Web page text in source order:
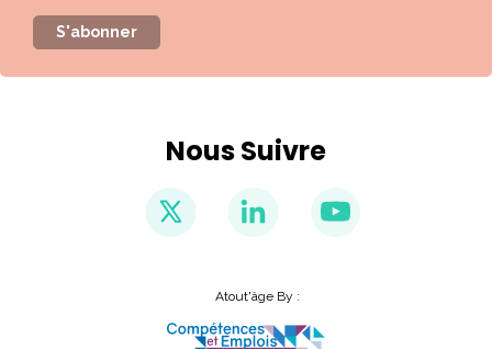
S'abonner
Nous Suivre
Atout'âge By :